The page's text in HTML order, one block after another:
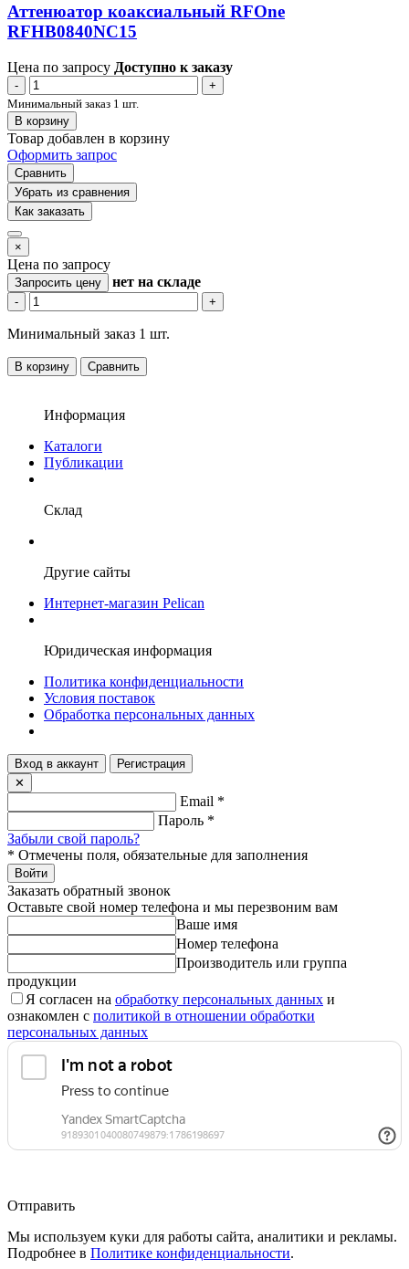
Аттенюатор коаксиальный RFOne
RFHB0840NC15
Цена по запросу Доступно к заказу
-
+
Минимальный заказ 1 шт.
В корзину
Товар добавлен в корзину
Оформить запрос
Сравнить
Убрать из сравнения
Как заказать
×
Цена по запросу
Запросить цену нет на складе
- +
Минимальный заказ 1 шт.
В корзину Сравнить
Информация
Каталоги
Публикации
Склад
Другие сайты
Интернет-магазин Pelican
Юридическая информация
Политика конфиденциальности
Условия поставок
Обработка персональных данных
Вход в аккаунт
Регистрация
✕
Email *
Пароль *
Забыли свой пароль?
* Отмечены поля, обязательные для заполнения
Войти
Заказать обратный звонок
Оставьте свой номер телефона и мы перезвоним вам
Ваше имя
Номер телефона
Производитель или группа
продукции
Я согласен на обработку персональных данных и
ознакомлен с политикой в отношении обработки
персональных данных
Отправить
Мы используем куки для работы сайта, аналитики и рекламы.
Подробнее в Политике конфиденциальности.